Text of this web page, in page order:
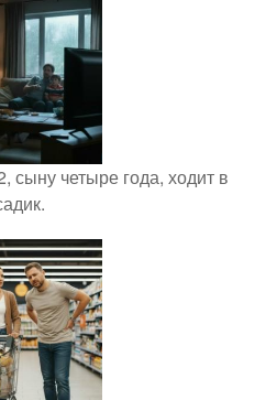
сыну четыре года, ходит в